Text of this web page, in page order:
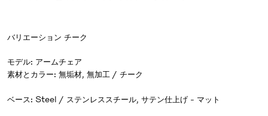
バリエーション チーク
モデル: アームチェア
素材とカラー:
ベース: Steel / ステンレススチール, サテン仕上げ - マット